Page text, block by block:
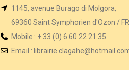
1145, avenue Burago di Molgora,
69360 Saint Symphorien d'Ozon /
Mobile : + 33 (0) 6 60 22 21 35
Email : librairie